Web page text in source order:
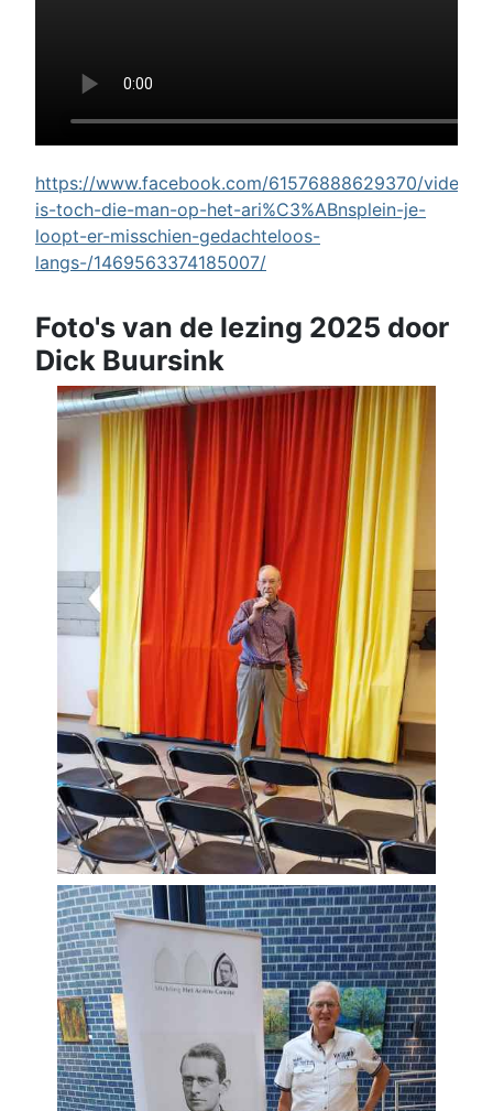
https://www.facebook.com/61576888629370/videos/
is-toch-die-man-op-het-ari%C3%ABnsplein-je-
loopt-er-misschien-gedachteloos-
langs-/1469563374185007/
Foto's van de lezing 2025 door
Dick Buursink